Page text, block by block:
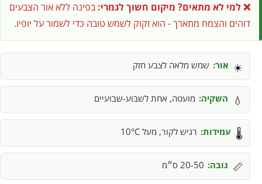
❌ למי לא מתאים? מיקום חשוך לגמרי: בפינה ללא אור הצבעים
דוהים והצמח מתארך - הוא זקוק לשמש טובה כדי לשמור על יופיו.
☀️ אור: שמש מלאה לצבע חזק
💧 השקיה: מועטה, אחת לשבוע-שבועיים
🌡️ עמידות: רגיש לקור, מעל 10°C
📏 גובה: 20-50 ס״מ